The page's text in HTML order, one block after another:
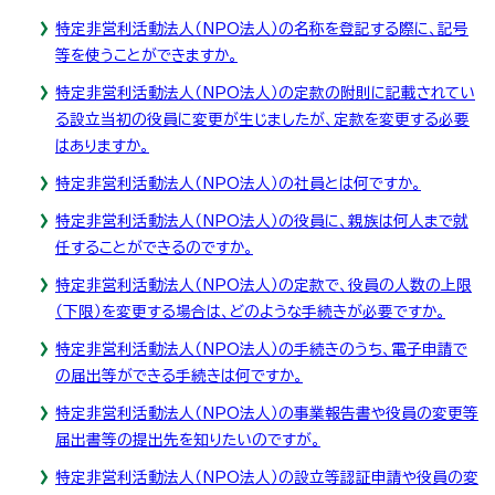
特定非営利活動法人（NPO法人）の名称を登記する際に、記号
等を使うことができますか。
特定非営利活動法人（NPO法人）の定款の附則に記載されてい
る設立当初の役員に変更が生じましたが、定款を変更する必要
はありますか。
特定非営利活動法人（NPO法人）の社員とは何ですか。
特定非営利活動法人（NPO法人）の役員に、親族は何人まで就
任することができるのですか。
特定非営利活動法人（NPO法人）の定款で、役員の人数の上限
（下限）を変更する場合は、どのような手続きが必要ですか。
特定非営利活動法人（NPO法人）の手続きのうち、電子申請で
の届出等ができる手続きは何ですか。
特定非営利活動法人（NPO法人）の事業報告書や役員の変更等
届出書等の提出先を知りたいのですが。
特定非営利活動法人（NPO法人）の設立等認証申請や役員の変